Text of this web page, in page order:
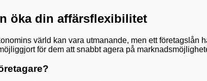
öka din affärsflexibilitet
värld kan vara utmanande, men ett
för dem att snabbt agera på